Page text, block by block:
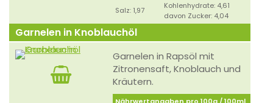
Salz: 1,97
Kohlenhydrate: 4,61
davon Zucker: 4,04
Garnelen in Knoblauchöl
Garnelen in Rapsöl mit
Zitronensaft, Knoblauch und
Kräutern.